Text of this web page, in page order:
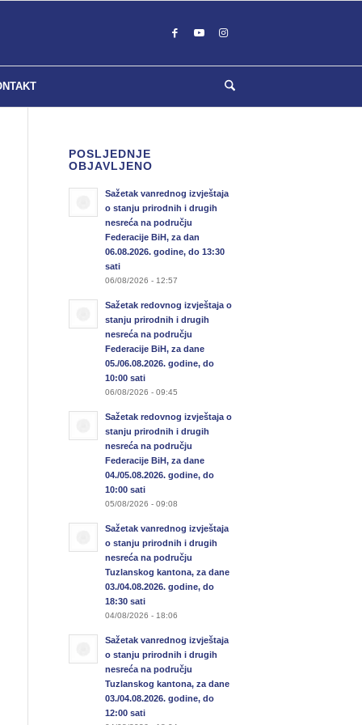
POSLJEDNJE
OBJAVLJENO
Sažetak vanrednog izvještaja
o stanju prirodnih i drugih
nesreća na području
Federacije BiH, za dan
06.08.2026. godine, do 13:30
sati
06/08/2026 - 12:57
Sažetak redovnog izvještaja o
stanju prirodnih i drugih
nesreća na području
Federacije BiH, za dane
05./06.08.2026. godine, do
10:00 sati
06/08/2026 - 09:45
Sažetak redovnog izvještaja o
stanju prirodnih i drugih
nesreća na području
Federacije BiH, za dane
04./05.08.2026. godine, do
10:00 sati
05/08/2026 - 09:08
Sažetak vanrednog izvještaja
o stanju prirodnih i drugih
nesreća na području
Tuzlanskog kantona, za dane
03./04.08.2026. godine, do
18:30 sati
04/08/2026 - 18:06
Sažetak vanrednog izvještaja
o stanju prirodnih i drugih
nesreća na području
Tuzlanskog kantona, za dane
03./04.08.2026. godine, do
12:00 sati